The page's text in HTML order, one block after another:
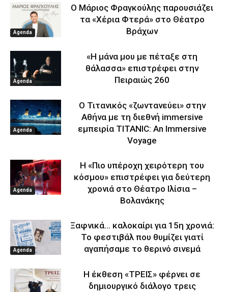
Agenda
Ο Μάριος Φραγκούλης παρουσιάζει
τα «Χέρια Φτερά» στο Θέατρο
Βράχων
Agenda
«Η μάνα μου με πέταξε στη
θάλασσα» επιστρέφει στην
Πειραιώς 260
Agenda
Ο Τιτανικός «ζωντανεύει» στην
Αθήνα με τη διεθνή immersive
εμπειρία TITANIC: An Immersive
Voyage
Agenda
Η «Πιο υπέροχη χειρότερη του
κόσμου» επιστρέφει για δεύτερη
χρονιά στο Θέατρο Ιλίσια –
Βολανάκης
Agenda
Ξαφνικά… καλοκαίρι για 15η χρονιά:
Το φεστιβάλ που θυμίζει γιατί
αγαπήσαμε το θερινό σινεμά
Η έκθεση «ΤΡΕΙΣ» φέρνει σε
δημιουργικό διάλογο τρεις